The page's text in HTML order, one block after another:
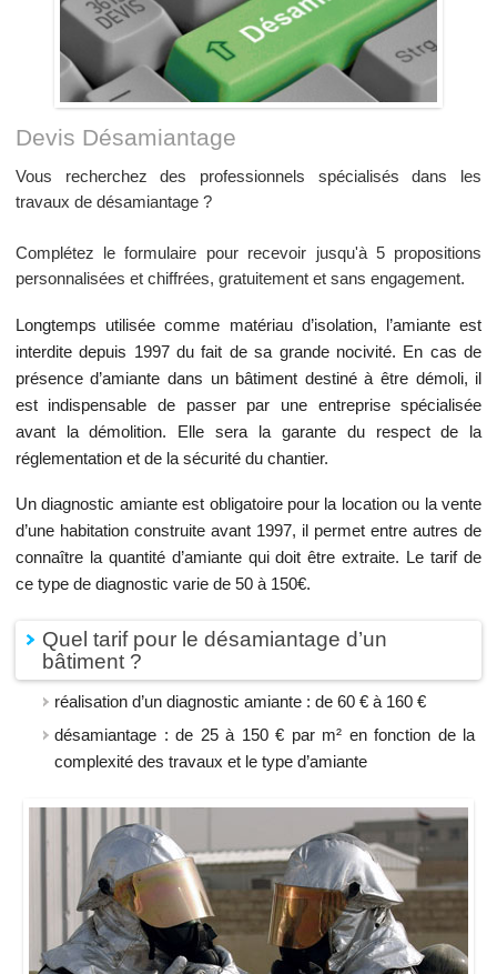
Devis Désamiantage
Vous recherchez des professionnels spécialisés dans les
travaux de désamiantage ?
Complétez le formulaire pour recevoir jusqu'à 5 propositions
personnalisées et chiffrées, gratuitement et sans engagement.
Longtemps utilisée comme matériau d’isolation, l’amiante est
interdite depuis 1997 du fait de sa grande nocivité. En cas de
présence d’amiante dans un bâtiment destiné à être démoli, il
est indispensable de passer par une entreprise spécialisée
avant la démolition. Elle sera la garante du respect de la
réglementation et de la sécurité du chantier.
Un diagnostic amiante est obligatoire pour la location ou la vente
d’une habitation construite avant 1997, il permet entre autres de
connaître la quantité d’amiante qui doit être extraite. Le tarif de
ce type de diagnostic varie de 50 à 150€.
Quel tarif pour le désamiantage d’un
bâtiment ?
réalisation d’un diagnostic amiante : de 60 € à 160 €
désamiantage : de 25 à 150 € par m² en fonction de la
complexité des travaux et le type d’amiante